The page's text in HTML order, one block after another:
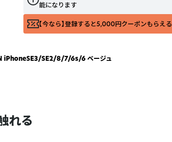
能になります
【今なら】登録すると5,000円クーポンもらえる
iPhoneSE3/SE2/8/7/6s/6 ベージュ
れる